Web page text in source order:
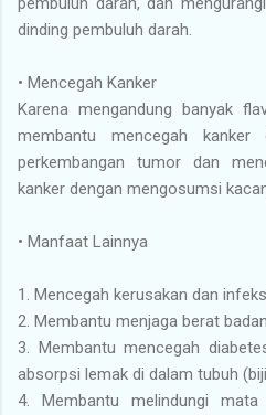
dinding pembuluh darah.
• Mencegah Kanker
Karena mengandung banyak
membantu mencegah kanker
perkembangan tumor dan
kanker dengan mengosumsi
• Manfaat Lainnya
1. Mencegah kerusakan dan
2. Membantu menjaga berat badan
3.
Membantu mencegah
absorpsi lemak di dalam tubuh
4.
Membantu melindungi